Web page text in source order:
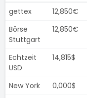
gettex
12,850€
Börse
Stuttgart
12,850€
Echtzeit
USD
14,815$
New York 0,000$